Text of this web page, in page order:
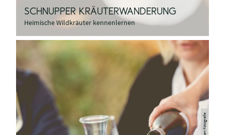
SCHNUPPER KRÄUTERWANDERUNG
Heimische Wildkräuter kennenlernen